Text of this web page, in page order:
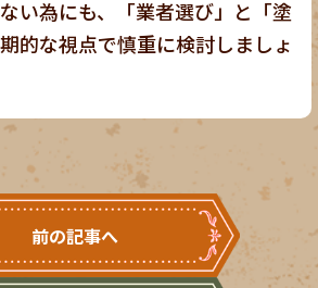
い為にも、「業者選び」と「塗
的な視点で慎重に検討しましょ
前の記事へ